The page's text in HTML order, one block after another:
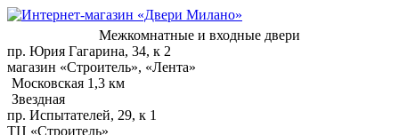
Межкомнатные и входные двери
пр. Юрия Гагарина, 34, к 2
магазин «Строитель», «Лента»
Московская 1,3 км
Звездная
пр. Испытателей, 29, к 1
ТЦ «Строитель»